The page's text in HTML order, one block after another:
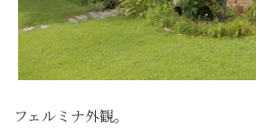
フェルミナ外観。